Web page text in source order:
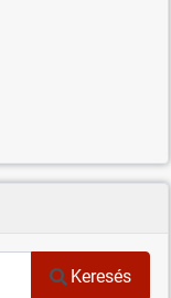
Keresés